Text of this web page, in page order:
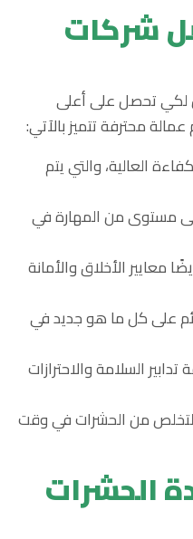
شركات
لكي تحصل على أعلى
محترفة تتميز بالآتي:
العالية، والتي يتم
مستوى من المهارة في
معايير الأخلاق والأمانة
على كل ما هو جديد في
تدابير السلامة والاحترازات
التخلص من الحشرات في وقت
الحشرات